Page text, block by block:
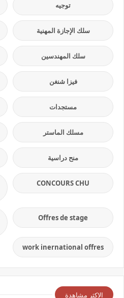
توجيه
سلك الإجازة المهنية
سلك المهندسين
فيزا شنغن
مستجدات
مسلك الماستر
منح دراسية
CONCOURS CHU
Offres de stage
work inernational offres
الاكثر مشاهدة